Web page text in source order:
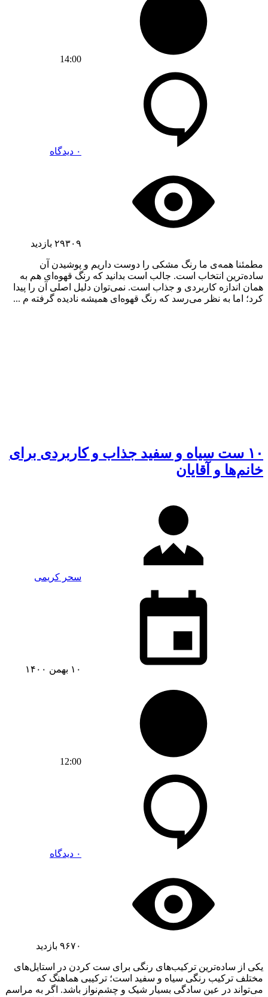
14:00
۰ دیدگاه
۲۹۳۰۹ بازدید
مطمئنا همه‌ی ما رنگ مشکی را دوست داریم و پوشیدن آن
ساده‌ترین انتخاب است. جالب است بدانید که رنگ قهوه‌ای هم به
همان اندازه کاربردی و جذاب است. نمی‌توان دلیل اصلی آن را پیدا
کرد؛ اما به نظر می‌رسد که رنگ قهوه‌ای همیشه نادیده گرفته م ...
۱۰ ست سیاه و سفید جذاب و کاربردی برای
خانم‌ها و آقایان
سحر کریمی
۱۰ بهمن ۱۴۰۰
12:00
۰ دیدگاه
۹۶۷۰ بازدید
یکی از ساده‌ترین ترکیب‌های رنگی برای ست کردن در استایل‌های
مختلف ترکیب رنگی سیاه و سفید است؛ ترکیبی هماهنگ که
می‌تواند در عین سادگی بسیار شیک و چشم‌نواز باشد. اگر به مراسم